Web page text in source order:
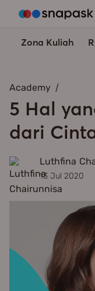
Zona Kuliah
Academy
5 Hal
dari
Luthfina
13 Jul 2020